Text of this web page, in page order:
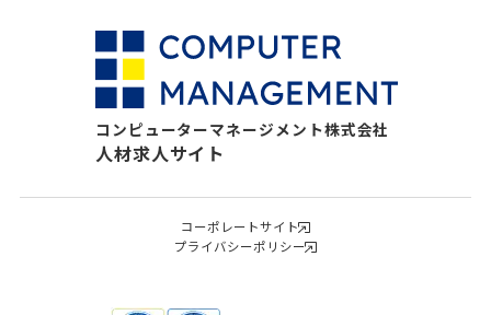
コンピューターマネージメント株式会社
人材求人サイト
コーポレートサイト
プライバシーポリシー